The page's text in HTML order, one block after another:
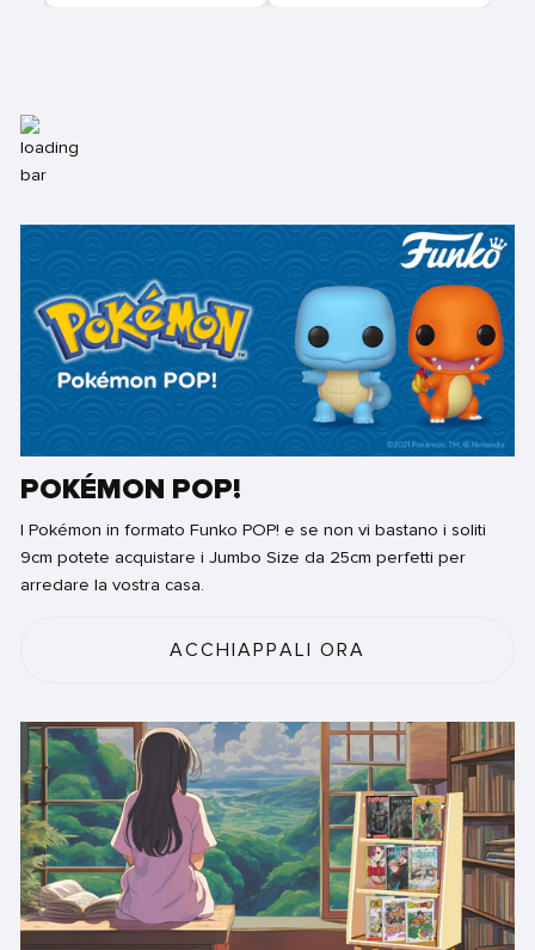
POKÉMON POP!
I Pokémon in formato Funko POP! e se non vi bastano i soliti
9cm potete acquistare i Jumbo Size da 25cm perfetti per
arredare la vostra casa.
ACCHIAPPALI ORA